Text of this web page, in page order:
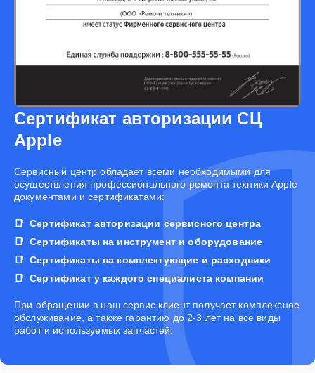
Сертификат авторизации СЦ
Apple
Cервисный центр обладает всеми необходимыми для
осуществления профессионального ремонта техники Apple
документами и сертификатами:
Сертификат авторизации сервисного центра
Сертификаты на инструмент и оборудование
Сертификаты на комплектующие и расходники
Сертификат у каждого специалиста компании
При обращении в наш сервис клиент получает комплексное
обслуживание, а также гарантию до 2-3 лет на все виды
работ и используемых запчастей.